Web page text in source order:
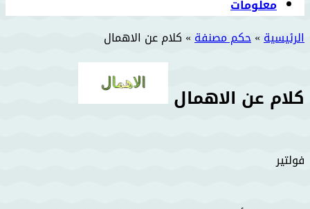
معلومات
الرئيسية»حكم مصنفة» كلام عن الاهمال
كلام عن الاهمال
فولتير